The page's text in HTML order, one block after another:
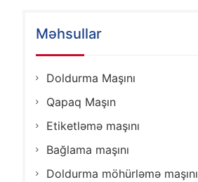
Məhsullar
Doldurma Maşını
Qapaq Maşın
Etiketləmə maşını
Bağlama maşını
Doldurma möhürləmə maşını